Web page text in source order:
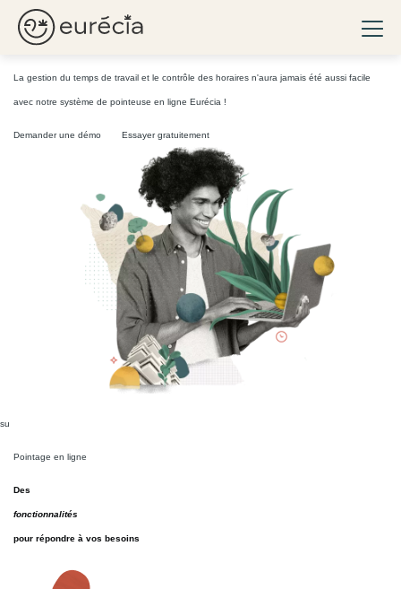
Gérezles horaires de vos salariés
en ligne sans
perdre de temps
La gestion du temps de travail et le contrôle des horaires n'aura jamais été aussi facile
avec notre système de pointeuse en ligne Eurécia !
Demander une démo Essayer gratuitement
su
Pointage en ligne
Des
fonctionnalités
pour répondre à vos besoins